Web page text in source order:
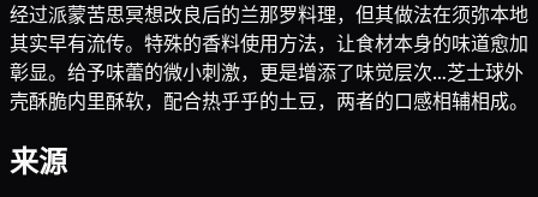
经过派蒙苦思冥想改良后的兰那罗料理，但其做法在须弥本地
其实早有流传。特殊的香料使用方法，让食材本身的味道愈加
彰显。给予味蕾的微小刺激，更是增添了味觉层次…芝士球外
壳酥脆内里酥软，配合热乎乎的土豆，两者的口感相辅相成。
来源